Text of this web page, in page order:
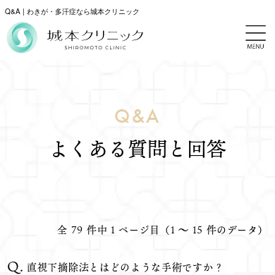
Q&A | わきが・多汗症なら城本クリニック
Q&A
よくある質問と回答
全 79 件中 1 ページ目（1 ～ 15 件のデータ）
直視下摘除法とはどのような手術ですか？